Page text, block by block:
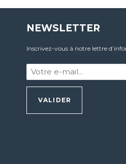
NEWSLETTER
Inscrivez-vous à notre lettre
Votre
e-
mail
: